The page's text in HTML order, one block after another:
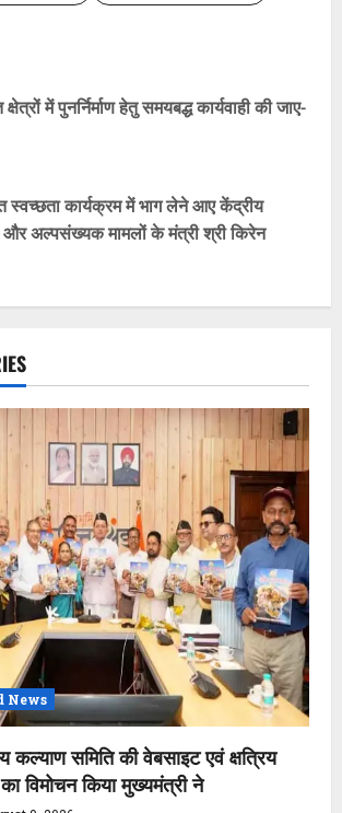
में पुनर्निर्माण हेतु समयबद्ध कार्यवाही की जाए-
स्वच्छता कार्यक्रम में भाग लेने आए केंद्रीय
और अल्पसंख्यक मामलों के मंत्री श्री किरेन
News
कल्याण समिति की वेबसाइट एवं क्षत्रिय
विमोचन किया मुख्यमंत्री ने